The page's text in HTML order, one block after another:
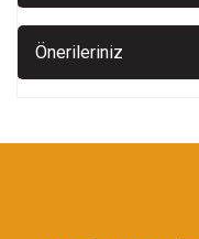
Önerileriniz